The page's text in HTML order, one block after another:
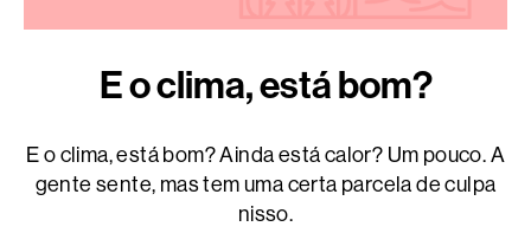
E o clima, está bom?
E o clima, está bom? Ainda está calor? Um pouco. A
gente sente, mas tem uma certa parcela de culpa
nisso.